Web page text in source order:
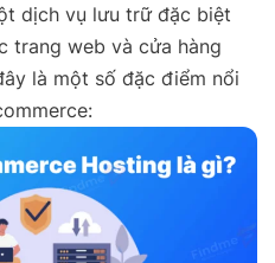
dịch vụ lưu trữ đặc biệt
trang web và cửa hàng
là một số đặc điểm nổi